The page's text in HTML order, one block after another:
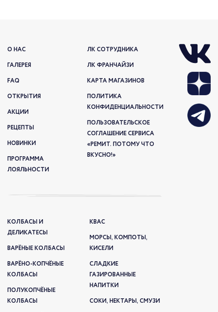
О НАС
ГАЛЕРЕЯ
FAQ
ОТКРЫТИЯ
АКЦИИ
РЕЦЕПТЫ
НОВИНКИ
ПРОГРАММА
ЛОЯЛЬНОСТИ
ЛК СОТРУДНИКА
ЛК ФРАНЧАЙЗИ
КАРТА МАГАЗИНОВ
ПОЛИТИКА
КОНФИДЕНЦИАЛЬНОСТИ
ПОЛЬЗОВАТЕЛЬСКОЕ
СОГЛАШЕНИЕ СЕРВИСА
«РЕМИТ. ПОТОМУ ЧТО
ВКУСНО!»
КОЛБАСЫ И
ДЕЛИКАТЕСЫ
ВАРЁНЫЕ КОЛБАСЫ
ВАРЁНО-КОПЧЁНЫЕ
КОЛБАСЫ
ПОЛУКОПЧЁНЫЕ
КОЛБАСЫ
КВАС
МОРСЫ, КОМПОТЫ,
КИСЕЛИ
СЛАДКИЕ
ГАЗИРОВАННЫЕ
НАПИТКИ
СОКИ, НЕКТАРЫ, СМУЗИ